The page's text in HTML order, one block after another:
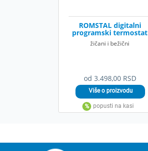
od 3.498,00 RSD
ROMSTAL digitalni
programski termostat
žičani i bežični